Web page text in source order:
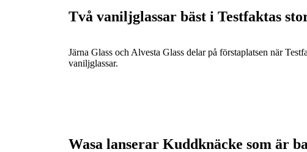
Två vaniljglassar bäst i Testfaktas
Järna Glass och Alvesta Glass delar på förstaplatsen när
vaniljglassar.
Wasa lanserar Kuddknäcke som är